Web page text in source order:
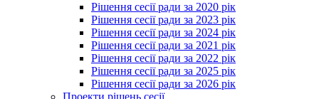
Рішення сесії ради за 2020 рік
Рішення сесії ради за 2023 рік
Рішення сесії ради за 2024 рік
Рішення сесії ради за 2021 рік
Рішення сесії ради за 2022 рік
Рішення сесії ради за 2025 рік
Рішення сесії ради за 2026 рік
Проекти рішень сесії